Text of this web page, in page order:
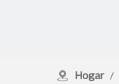
Hogar /